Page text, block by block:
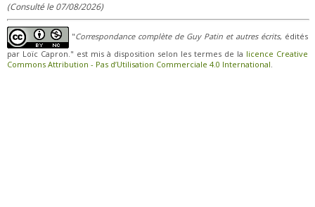
(Consulté le 07/08/2026)
"Correspondance complète de Guy Patin et autres écrits, édités
par Loïc Capron." est mis à disposition selon les termes de la licence Creative
Commons Attribution - Pas d’Utilisation Commerciale 4.0 International.